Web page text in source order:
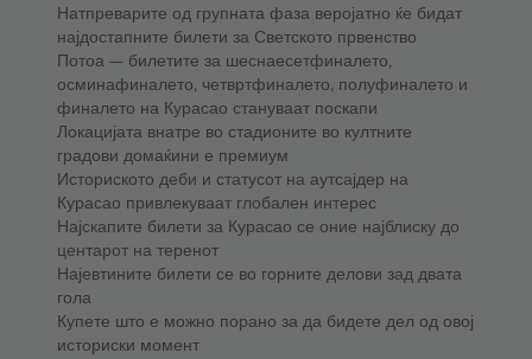
Натпреварите од групната фаза веројатно ќе бидат
најдостапните билети за Светското првенство
Потоа — билетите за шеснаесетфиналето,
осминафиналето, четвртфиналето, полуфиналето и
финалето на Курасао стануваат поскапи
Локацијата внатре во стадионите во култните
градови домаќини е премиум
Историското деби и статусот на аутсајдер на
Курасао привлекуваат глобален интерес
Најскапите билети за Курасао се оние најблиску до
центарот на теренот
Најевтините билети се во горните делови зад двата
гола
Купете што е можно порано за да бидете дел од овој
историски момент